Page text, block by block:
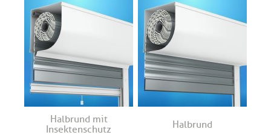
Halbrund mit
Insektenschutz
Halbrund